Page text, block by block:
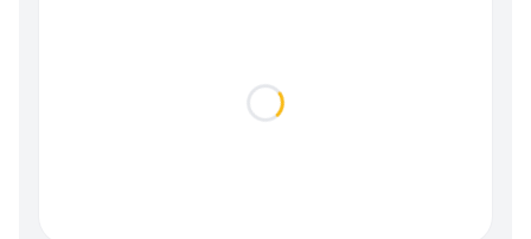
Loading...